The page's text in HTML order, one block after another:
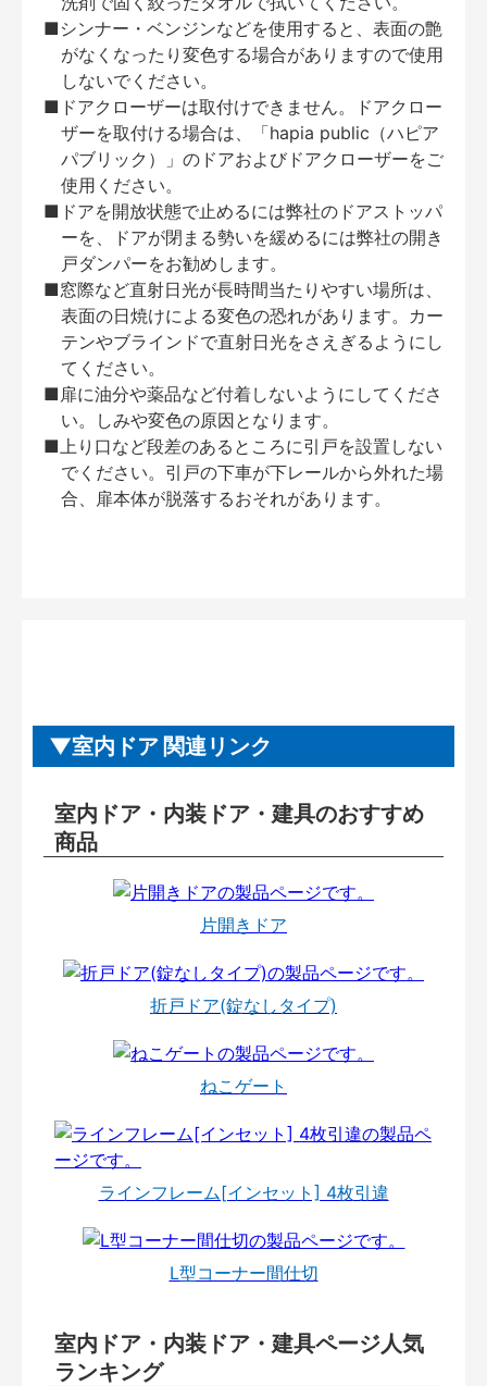
■シンナー・ベンジンなどを使用すると、表面の艶
がなくなったり変色する場合がありますので使用
しないでください。
■ドアクローザーは取付けできません。ドアクロー
ザーを取付ける場合は、「hapia public（ハピア
パブリック）」のドアおよびドアクローザーをご
使用ください。
■ドアを開放状態で止めるには弊社のドアストッパ
ーを、ドアが閉まる勢いを緩めるには弊社の開き
戸ダンパーをお勧めします。
■窓際など直射日光が長時間当たりやすい場所は、
表面の日焼けによる変色の恐れがあります。カー
テンやブラインドで直射日光をさえぎるようにし
てください。
■扉に油分や薬品など付着しないようにしてくださ
い。しみや変色の原因となります。
■上り口など段差のあるところに引戸を設置しない
でください。引戸の下車が下レールから外れた場
合、扉本体が脱落するおそれがあります。
室内ドア 関連リンク
室内ドア・内装ドア・建具のおすすめ
商品
片開きドア
折戸ドア(錠なしタイプ)
ねこゲート
ラインフレーム[インセット] 4枚引違
L型コーナー間仕切
室内ドア・内装ドア・建具ページ人気
ランキング